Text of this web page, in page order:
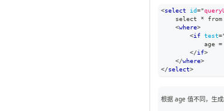
<select id="
select * from
<where>
<if test=
age =
</if>
</where>
</select>
根据 age 值不同，生成